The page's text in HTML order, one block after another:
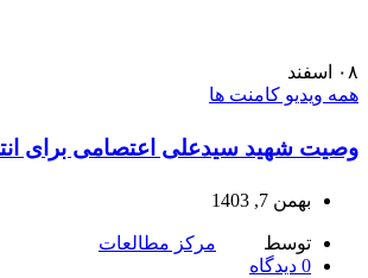
۰۸
اسفند
همه ویدیو کامنت ها
وصیت شهید سیدعلی اعتصامی برای
بهمن 7, 1403
توسط
مرکز مطالعات
0 دیدگاه